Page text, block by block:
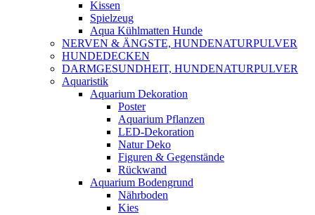
Kissen
Spielzeug
Aqua Kühlmatten Hunde
NERVEN & ÄNGSTE, HUNDENATURPULVER
HUNDEDECKEN
DARMGESUNDHEIT, HUNDENATURPULVER
Aquaristik
Aquarium Dekoration
Poster
Aquarium Pflanzen
LED-Dekoration
Natur Deko
Figuren & Gegenstände
Rückwand
Aquarium Bodengrund
Nährboden
Kies